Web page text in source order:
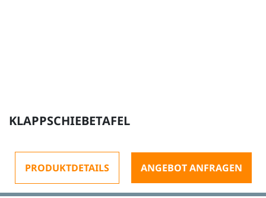
KLAPPSCHIEBETAFEL
PRODUKTDETAILS ANGEBOT ANFRAGEN